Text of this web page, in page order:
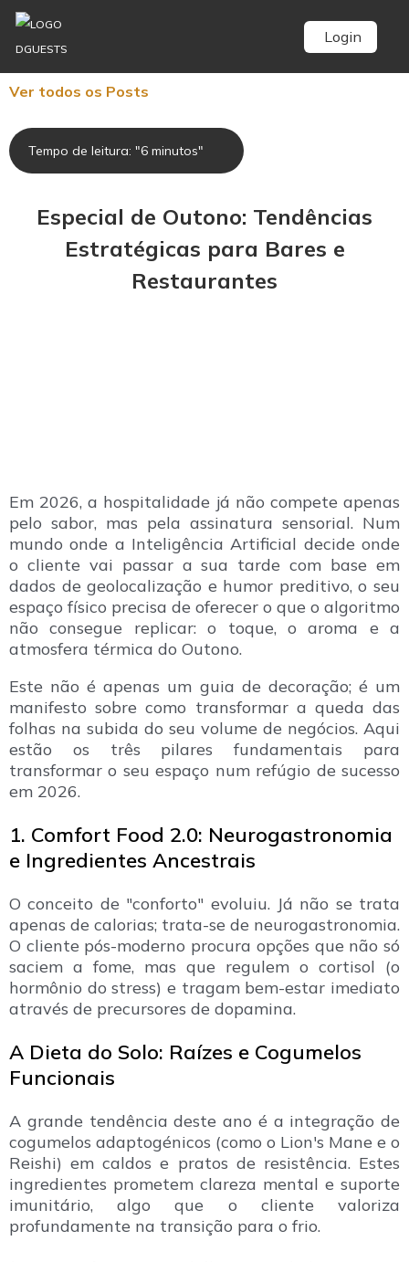
Login
Ver todos os Posts
Tempo de leitura: "6 minutos"
Especial de Outono: Tendências
Estratégicas para Bares e
Restaurantes
Em 2026, a hospitalidade já não compete apenas
pelo sabor, mas pela assinatura sensorial. Num
mundo onde a Inteligência Artificial decide onde
o cliente vai passar a sua tarde com base em
dados de geolocalização e humor preditivo, o seu
espaço físico precisa de oferecer o que o algoritmo
não consegue replicar: o toque, o aroma e a
atmosfera térmica do Outono.
Este não é apenas um guia de decoração; é um
manifesto sobre como transformar a queda das
folhas na subida do seu volume de negócios. Aqui
estão os três pilares fundamentais para
transformar o seu espaço num refúgio de sucesso
em 2026.
1. Comfort Food 2.0: Neurogastronomia
e Ingredientes Ancestrais
O conceito de "conforto" evoluiu. Já não se trata
apenas de calorias; trata-se de neurogastronomia.
O cliente pós-moderno procura opções que não só
saciem a fome, mas que regulem o cortisol (o
hormônio do stress) e tragam bem-estar imediato
através de precursores de dopamina.
A Dieta do Solo: Raízes e Cogumelos
Funcionais
A grande tendência deste ano é a integração de
cogumelos adaptogénicos (como o Lion's Mane e o
Reishi) em caldos e pratos de resistência. Estes
ingredientes prometem clareza mental e suporte
imunitário, algo que o cliente valoriza
profundamente na transição para o frio.